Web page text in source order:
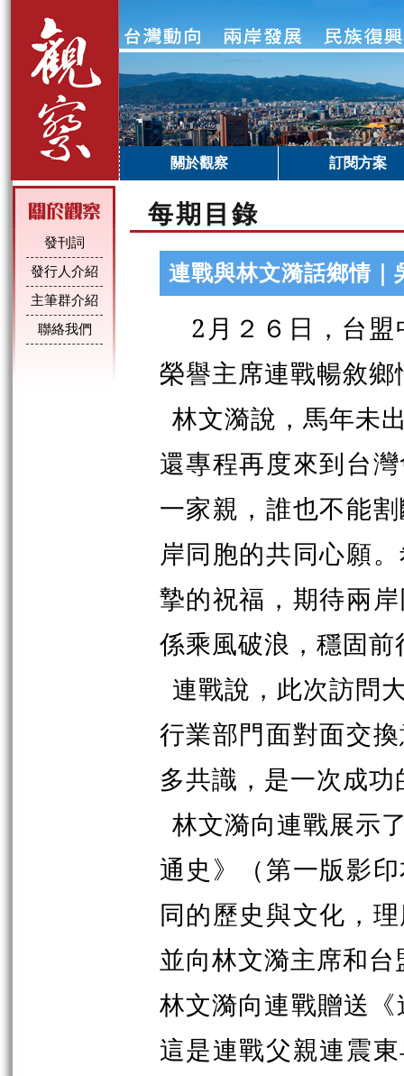
關於觀察 訂閱方案
發刊詞
發行人介紹
主筆群介紹
聯絡我們
每期目錄
連戰與林文漪話鄉情｜
2月２６日，台
榮譽主席連戰暢敘鄉
林文漪說，馬年未
還專程再度來到台
一家親，誰也不能
岸同胞的共同心願
摯的祝福，期待兩
係乘風破浪，穩固
連戰說，此次訪問
行業部門面對面交
多共識，是一次成
林文漪向連戰展示
通史》（第一版影
同的歷史與文化，
並向林文漪主席和
林文漪向連戰贈送
這是連戰父親連震